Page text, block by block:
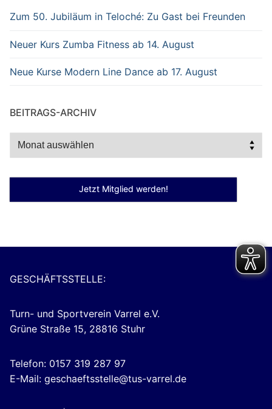
Zum 50. Jubiläum in Teloché: Zu Gast bei Freunden
Neuer Kurs Zumba Fitness ab 14. August
Neue Kurse Modern Line Dance ab 17. August
BEITRAGS-ARCHIV
Beitrags-
Jetzt Mitglied werden!
GESCHÄFTSSTELLE:
Turn- und Sportverein Varrel e.V.
Grüne Straße 15, 28816 Stuhr
Telefon: 0157 319 287 97
E-Mail: geschaeftsstelle@tus-varrel.de